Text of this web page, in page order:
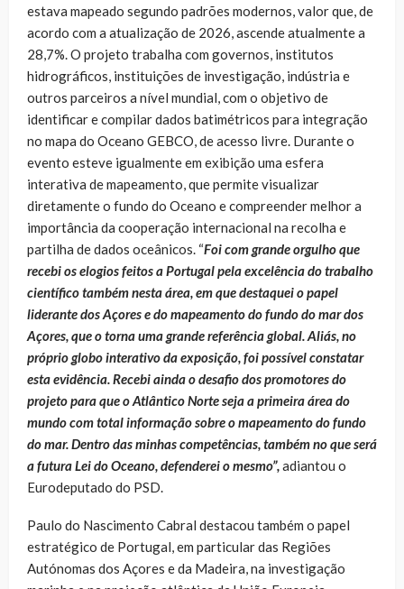
estava mapeado segundo padrões modernos, valor que, de
acordo com a atualização de 2026, ascende atualmente a
28,7%. O projeto trabalha com governos, institutos
hidrográficos, instituições de investigação, indústria e
outros parceiros a nível mundial, com o objetivo de
identificar e compilar dados batimétricos para integração
no mapa do Oceano GEBCO, de acesso livre. Durante o
evento esteve igualmente em exibição uma esfera
interativa de mapeamento, que permite visualizar
diretamente o fundo do Oceano e compreender melhor a
importância da cooperação internacional na recolha e
partilha de dados oceânicos. “Foi com grande orgulho que
recebi os elogios feitos a Portugal pela excelência do trabalho
científico também nesta área, em que destaquei o papel
liderante dos Açores e do mapeamento do fundo do mar dos
Açores, que o torna uma grande referência global. Aliás, no
próprio globo interativo da exposição, foi possível constatar
esta evidência. Recebi ainda o desafio dos promotores do
projeto para que o Atlântico Norte seja a primeira área do
mundo com total informação sobre o mapeamento do fundo
do mar. Dentro das minhas competências, também no que será
a futura Lei do Oceano, defenderei o mesmo”,adiantou o
Eurodeputado do PSD.
Paulo do Nascimento Cabral destacou também o papel
estratégico de Portugal, em particular das Regiões
Autónomas dos Açores e da Madeira, na investigação